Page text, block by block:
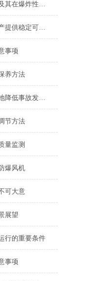
防爆风机的重要性及其在爆炸性环境中的应用
防爆风机为工业生产提供稳定可靠的动力
事项
养方法
防爆风机能够有效地降低事故发生率
节方法
量监测
爆风机
可大意
展望
行的重要条件
事项